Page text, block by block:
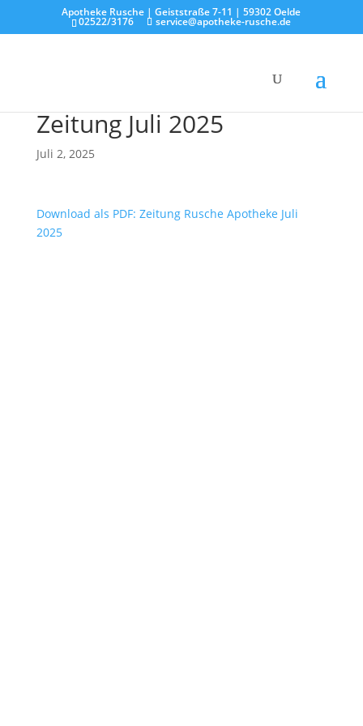
Apotheke Rusche | Geiststraße 7-11 | 59302 Oelde
02522/3176 service@apotheke-rusche.de
Zeitung Juli 2025
Juli 2, 2025
Download als PDF: Zeitung Rusche Apotheke Juli
2025